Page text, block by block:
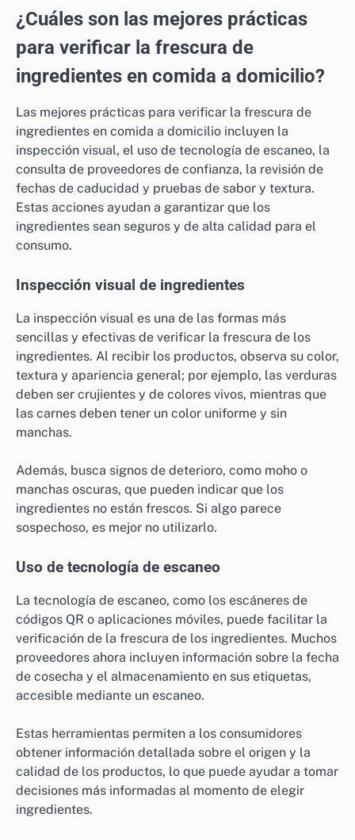
¿Cuáles son las mejores prácticas
para verificar la frescura de
ingredientes en comida a domicilio?
Las mejores prácticas para verificar la frescura de
ingredientes en comida a domicilio incluyen la
inspección visual, el uso de tecnología de escaneo, la
consulta de proveedores de confianza, la revisión de
fechas de caducidad y pruebas de sabor y textura.
Estas acciones ayudan a garantizar que los
ingredientes sean seguros y de alta calidad para el
consumo.
Inspección visual de ingredientes
La inspección visual es una de las formas más
sencillas y efectivas de verificar la frescura de los
ingredientes. Al recibir los productos, observa su color,
textura y apariencia general; por ejemplo, las verduras
deben ser crujientes y de colores vivos, mientras que
las carnes deben tener un color uniforme y sin
manchas.
Además, busca signos de deterioro, como moho o
manchas oscuras, que pueden indicar que los
ingredientes no están frescos. Si algo parece
sospechoso, es mejor no utilizarlo.
Uso de tecnología de escaneo
La tecnología de escaneo, como los escáneres de
códigos QR o aplicaciones móviles, puede facilitar la
verificación de la frescura de los ingredientes. Muchos
proveedores ahora incluyen información sobre la fecha
de cosecha y el almacenamiento en sus etiquetas,
accesible mediante un escaneo.
Estas herramientas permiten a los consumidores
obtener información detallada sobre el origen y la
calidad de los productos, lo que puede ayudar a tomar
decisiones más informadas al momento de elegir
ingredientes.